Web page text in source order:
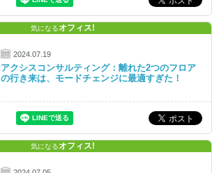
気になるオフィス!
2024.07.19
アクシスコンサルティング：離れた2つのフロア
の行き来は、モードチェンジに最適すぎた！
気になるオフィス!